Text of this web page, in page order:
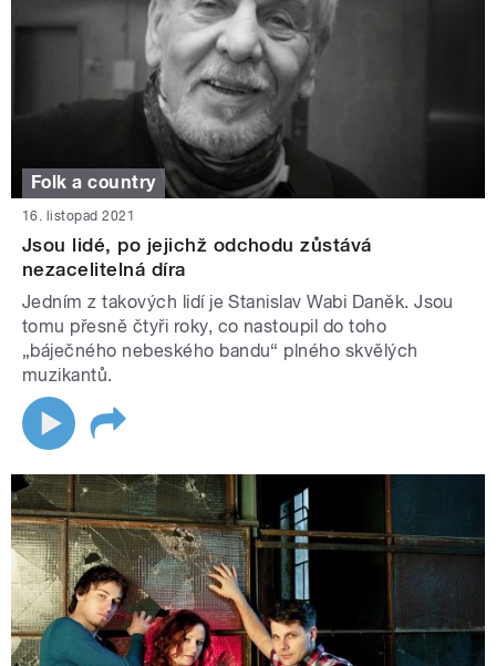
Folk a country
16. listopad 2021
Jsou lidé, po jejichž odchodu zůstává
nezacelitelná díra
Jedním z takových lidí je Stanislav Wabi Daněk. Jsou
tomu přesně čtyři roky, co nastoupil do toho
„báječného nebeského bandu“ plného skvělých
muzikantů.